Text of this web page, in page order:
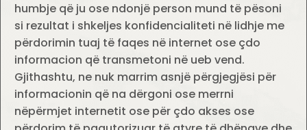
humbje që ju ose ndonjë person mund të pësoni
si rezultat i shkeljes konfidencialiteti në lidhje me
përdorimin tuaj të faqes në internet ose çdo
informacion që transmetoni në ueb vend.
Gjithashtu, ne nuk marrim asnjë përgjegjësi për
informacionin që na dërgoni ose merrni
nëpërmjet internetit ose për çdo akses ose